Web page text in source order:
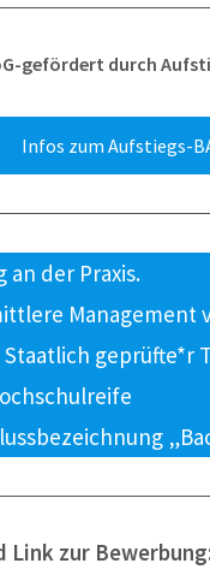
gefördert durch
Infos zum Aufstiegs-
der Praxis.
Management
Staatlich geprüfte*r
zur